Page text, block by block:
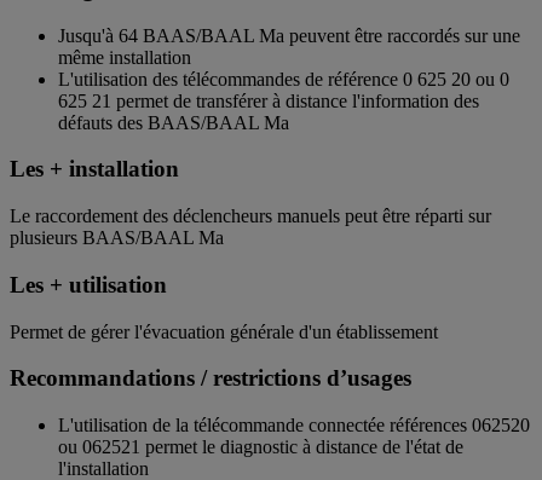
Jusqu'à 64 BAAS/BAAL Ma peuvent être raccordés sur une
même installation
L'utilisation des télécommandes de référence 0 625 20 ou 0
625 21 permet de transférer à distance l'information des
défauts des BAAS/BAAL Ma
Les + installation
Le raccordement des déclencheurs manuels peut être réparti sur
plusieurs BAAS/BAAL Ma
Les + utilisation
Permet de gérer l'évacuation générale d'un établissement
Recommandations / restrictions d’usages
L'utilisation de la télécommande connectée références 062520
ou 062521 permet le diagnostic à distance de l'état de
l'installation